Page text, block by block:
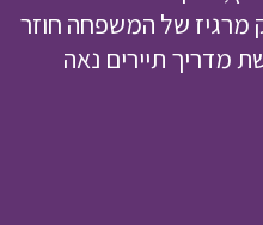
מרגיז של המשפחה חוזר
מדריך תיירים נאה